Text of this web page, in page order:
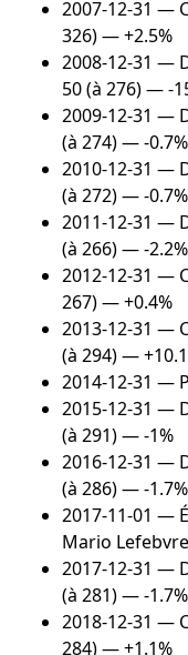
2007-12-31 —
326) — +2.5%
2008-12-31 —
50 (à 276) — -
2009-12-31 —
(à 274) — -0.7%
2010-12-31 —
(à 272) — -0.7%
2011-12-31 —
(à 266) — -2.2%
2012-12-31 —
267) — +0.4%
2013-12-31 —
(à 294) —
2014-12-31 —
2015-12-31 —
(à 291) — -1%
2016-12-31 —
(à 286) — -1.7%
2017-11-01 —
Mario Lefebvre
2017-12-31 —
(à 281) — -1.7%
2018-12-31 —
284) — +1.1%